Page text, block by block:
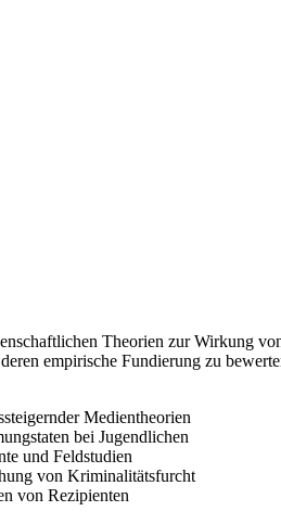
Theorien zur Wirkung
empirische Fundierung zu
Medientheorien
bei Jugendlichen
und Feldstudien
von Kriminalitätsfurcht
von Rezipienten